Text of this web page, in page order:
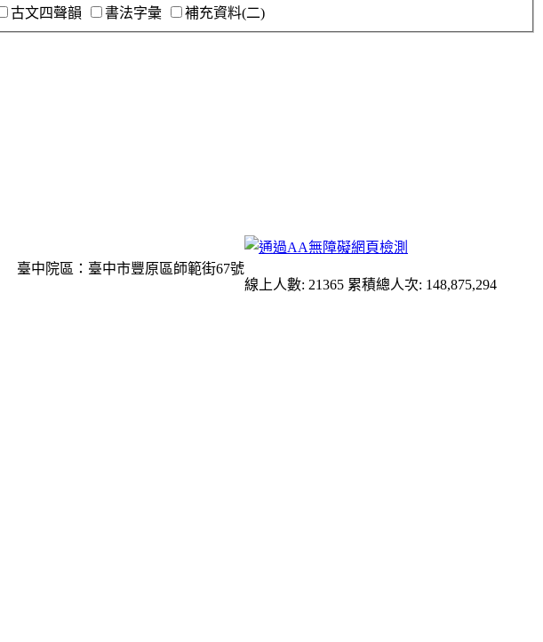
古文四聲韻 書法字彙 補充資料(二)
臺中院區：臺中市豐原區師範街67號
線上人數: 21365 累積總人次: 148,875,294